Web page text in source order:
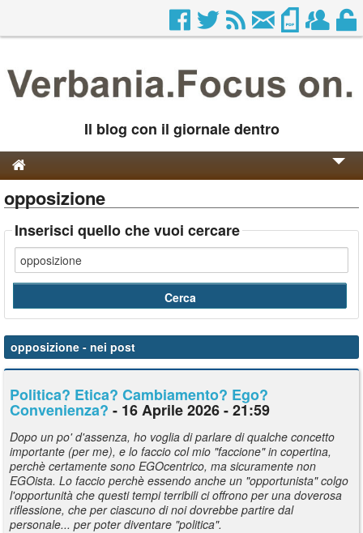
Il blog con il giornale dentro
Genesi e Storia
Contatti
opposizione
Inserisci quello che vuoi cercare
opposizione - nei post
Politica? Etica? Cambiamento? Ego?
Convenienza? - 16 Aprile 2026 - 21:59
Dopo un po' d'assenza, ho voglia di parlare di qualche concetto
importante (per me), e lo faccio col mio "faccione" in copertina,
perchè certamente sono EGOcentrico, ma sicuramente non
EGOista. Lo faccio perchè essendo anche un "opportunista" colgo
l'opportunità che questi tempi terribili ci offrono per una doverosa
riflessione, che per ciascuno di noi dovrebbe partire dal
personale... per poter diventare "politica".